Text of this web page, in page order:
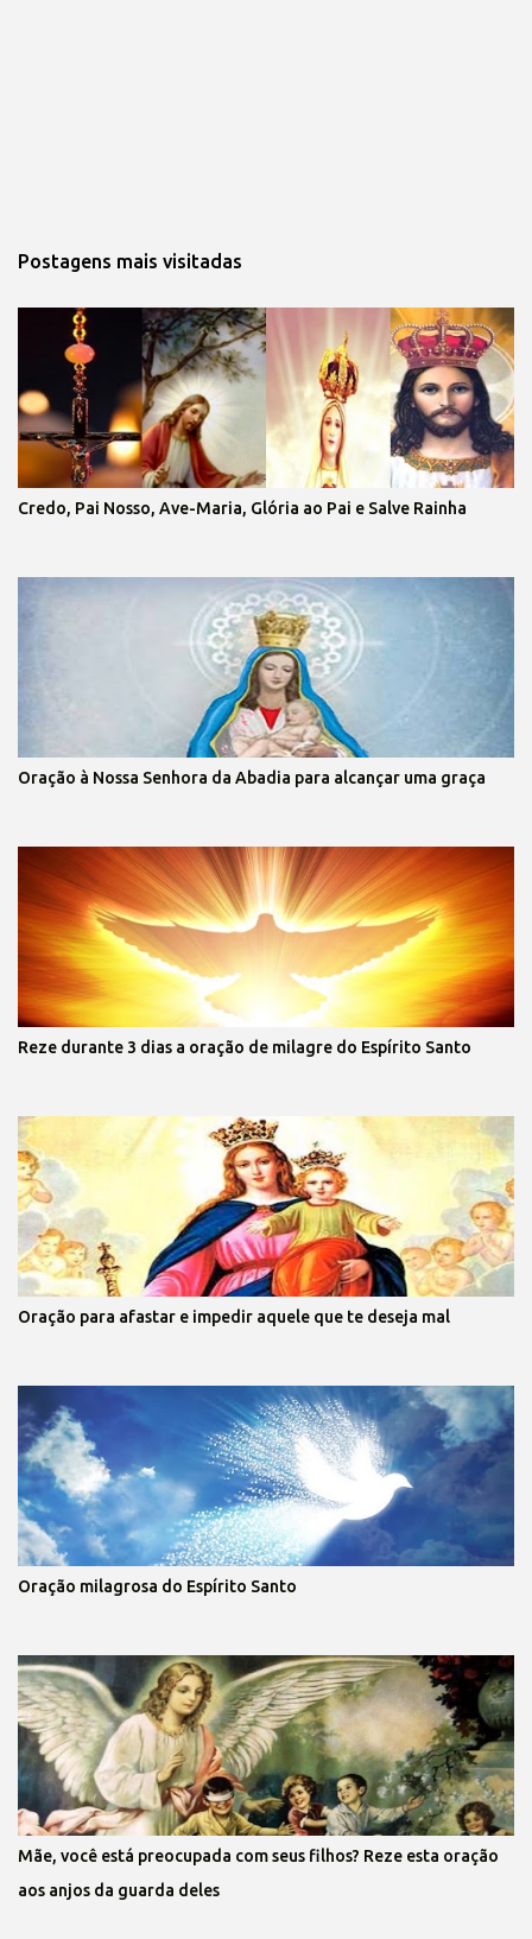
Postagens mais visitadas
Credo, Pai Nosso, Ave-Maria, Glória ao Pai e Salve Rainha
Oração à Nossa Senhora da Abadia para alcançar uma graça
Reze durante 3 dias a oração de milagre do Espírito Santo
Oração para afastar e impedir aquele que te deseja mal
Oração milagrosa do Espírito Santo
Mãe, você está preocupada com seus filhos? Reze esta oração
aos anjos da guarda deles